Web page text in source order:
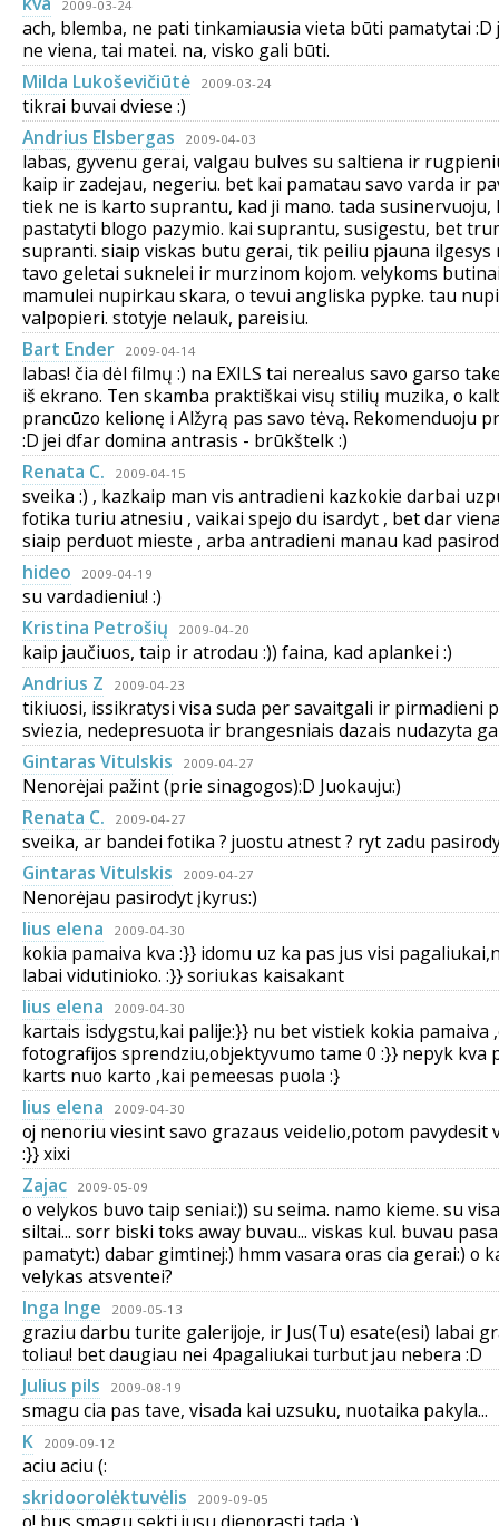
2009-03-24
ach, blemba, ne pati tinkamiausia vieta būti pamatytai :D
ne viena, tai matei. na, visko gali būti.
Milda Lukoševičiūtė
2009-03-24
tikrai buvai dviese :)
Andrius Elsbergas
2009-04-03
labas, gyvenu gerai, valgau bulves su saltiena ir
kaip ir zadejau, negeriu. bet kai pamatau savo varda ir
tiek ne is karto suprantu, kad ji mano. tada susinervuoju,
pastatyti blogo pazymio. kai suprantu, susigestu, bet
supranti. siaip viskas butu gerai, tik peiliu pjauna ilgesys
tavo geletai suknelei ir murzinom kojom. velykoms
mamulei nupirkau skara, o tevui angliska pypke. tau
valpopieri. stotyje nelauk, pareisiu.
Bart Ender
2009-04-14
labas! čia dėl filmų :) na EXILS tai nerealus savo garso
iš ekrano. Ten skamba praktiškai visų stilių muzika, o
prancūzo kelionę i Alžyrą pas savo tėvą. Rekomenduoju
:D jei dfar domina antrasis - brūkštelk :)
Renata C.
2009-04-15
sveika :) , kazkaip man vis antradieni kazkokie darbai
fotika turiu atnesiu , vaikai spejo du isardyt , bet dar
siaip perduot mieste , arba antradieni manau kad
hideo
2009-04-19
su vardadieniu! :)
Kristina Petrošių
2009-04-20
kaip jaučiuos, taip ir atrodau :)) faina, kad aplankei :)
Andrius Z
2009-04-23
tikiuosi, issikratysi visa suda per savaitgali ir pirmadieni
sviezia, nedepresuota ir brangesniais dazais nudazyta
Gintaras Vitulskis
2009-04-27
Nenorėjai pažint (prie sinagogos):D Juokauju:)
Renata C.
2009-04-27
sveika, ar bandei fotika ? juostu atnest ? ryt zadu
Gintaras Vitulskis
2009-04-27
Nenorėjau pasirodyt įkyrus:)
lius elena
2009-04-30
kokia pamaiva kva :}} idomu uz ka pas jus visi
labai vidutinioko. :}} soriukas kaisakant
lius elena
2009-04-30
kartais isdygstu,kai palije:}} nu bet vistiek kokia pamaiva
fotografijos sprendziu,objektyvumo tame 0 :}} nepyk kva
karts nuo karto ,kai pemeesas puola :}
lius elena
2009-04-30
oj nenoriu viesint savo grazaus veidelio,potom pavydesit
:}} xixi
Zajac
2009-05-09
o velykos buvo taip seniai:)) su seima. namo kieme. su
siltai... sorr biski toks away buvau... viskas kul. buvau
pamatyt:) dabar gimtinej:) hmm vasara oras cia gerai:) o
velykas atsventei?
Inga Inge
2009-05-13
graziu darbu turite galerijoje, ir Jus(Tu) esate(esi) labai
toliau! bet daugiau nei 4pagaliukai turbut jau nebera :D
Julius pils
2009-08-19
smagu cia pas tave, visada kai uzsuku, nuotaika pakyla...
K
2009-09-12
aciu aciu (:
skridoorolėktuvėlis
2009-09-05